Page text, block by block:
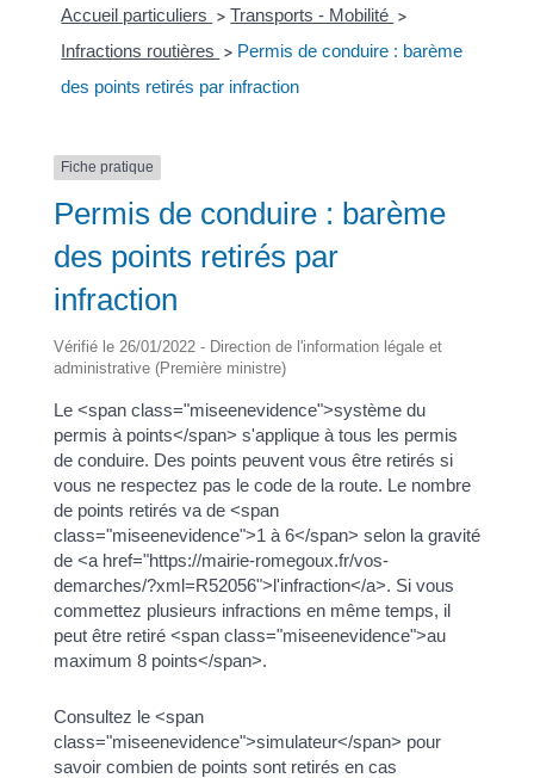
Accueil particuliers > Transports - Mobilité >
Infractions routières > Permis de conduire : barème
des points retirés par infraction
Fiche pratique
Permis de conduire : barème
des points retirés par
infraction
Vérifié le 26/01/2022 - Direction de l'information légale et
administrative (Première ministre)
Le <span class="miseenevidence">système du
permis à points</span> s'applique à tous les permis
de conduire. Des points peuvent vous être retirés si
vous ne respectez pas le code de la route. Le nombre
de points retirés va de <span
class="miseenevidence">1 à 6</span> selon la gravité
de <a href="https://mairie-romegoux.fr/vos-
demarches/?xml=R52056">l'infraction</a>. Si vous
commettez plusieurs infractions en même temps, il
peut être retiré <span class="miseenevidence">au
maximum 8 points</span>.
Consultez le <span
class="miseenevidence">simulateur</span> pour
savoir combien de points sont retirés en cas